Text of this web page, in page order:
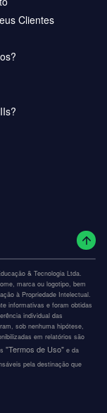
Clientes
& Tecnologia Ltda.
marca ou logotipo, bem
à Propriedade Intelectual.
informativas e foram obtidas
individual das
sob nenhuma hipótese,
em relatórios são
"Termos de Uso" e da
pela destinação que